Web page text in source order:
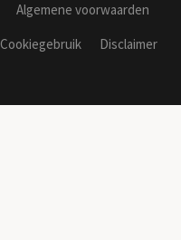
Algemene voorwaarden
Cookiegebruik
Disclaimer